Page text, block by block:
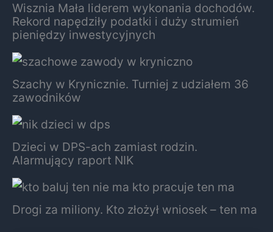
Wisznia Mała liderem wykonania dochodów.
Rekord napędziły podatki i duży strumień
pieniędzy inwestycyjnych
Szachy w Krynicznie. Turniej z udziałem 36
zawodników
Dzieci w DPS-ach zamiast rodzin.
Alarmujący raport NIK
Drogi za miliony. Kto złożył wniosek – ten ma